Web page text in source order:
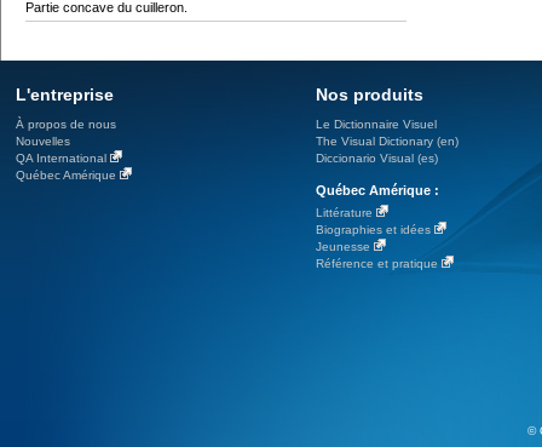
Partie concave du cuilleron.
L'entreprise
À propos de nous
Nouvelles
QA International
Québec Amérique
Nos produits
Le Dictionnaire Visuel
The Visual Dictionary (en)
Diccionario Visual (es)
Québec Amérique :
Littérature
Biographies et idées
Jeunesse
Référence et pratique
©